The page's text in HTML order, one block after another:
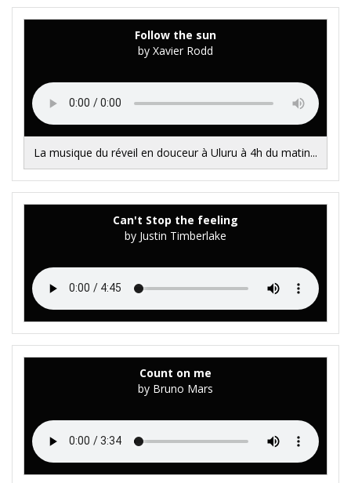
Follow the sun
by Xavier Rodd
La musique du réveil en douceur à Uluru à 4h du matin...
Can't Stop the feeling
by Justin Timberlake
Count on me
by Bruno Mars